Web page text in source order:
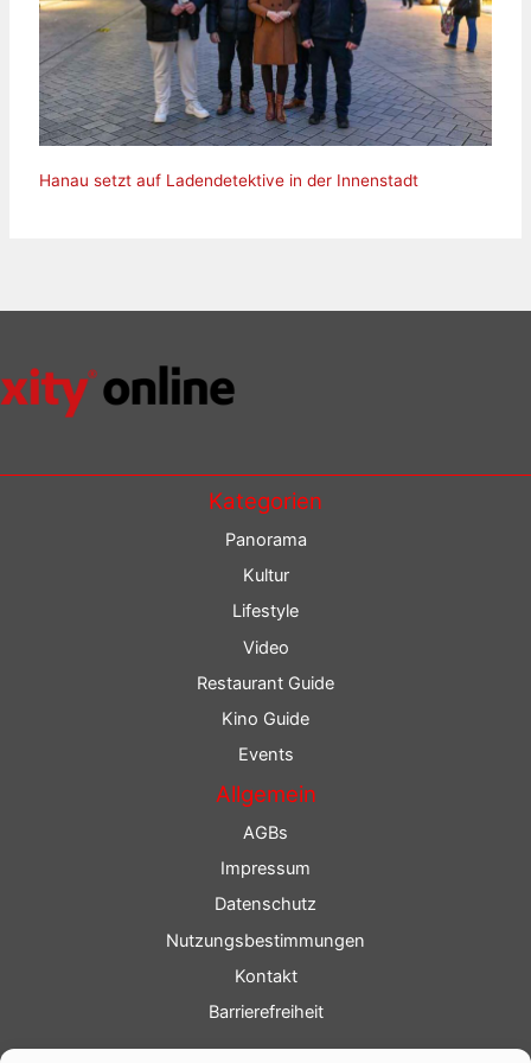
Hanau setzt auf Ladendetektive in der Innenstadt
Kategorien
Panorama
Kultur
Lifestyle
Video
Restaurant Guide
Kino Guide
Events
Allgemein
AGBs
Impressum
Datenschutz
Nutzungsbestimmungen
Kontakt
Barrierefreiheit